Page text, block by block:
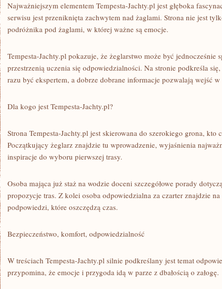
Najważniejszym elementem Tempesta-Jachty.pl jest głęboka
serwisu jest przeniknięta zachwytem nad żaglami. Strona nie jest
podróżnika pod żaglami, w której ważne są emocje.
Tempesta-Jachty.pl pokazuje, że żeglarstwo może być jednocześnie
przestrzenią uczenia się odpowiedzialności. Na stronie podkreśla
razu być ekspertem, a dobrze dobrane informacje pozwalają wejść
Dla kogo jest Tempesta-Jachty.pl?
Strona Tempesta-Jachty.pl jest skierowana do szerokiego grona, kto
Początkujący żeglarz znajdzie tu wprowadzenie, wyjaśnienia
inspiracje do wyboru pierwszej trasy.
Osoba mająca już staż na wodzie doceni szczegółowe porady
propozycje tras. Z kolei osoba odpowiedzialna za czarter znajdzie na
podpowiedzi, które oszczędzą czas.
Bezpieczeństwo, komfort, odpowiedzialność
W treściach Tempesta-Jachty.pl silnie podkreślany jest temat
przypomina, że emocje i przygoda idą w parze z dbałością o załogę.